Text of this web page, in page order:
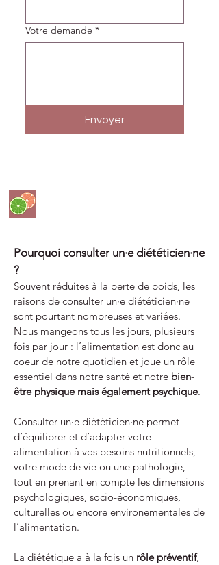
Votre demande *
Envoyer
Foire Aux Questions
Pourquoi consulter un·e diététicien·ne
?
Souvent réduites à la perte de poids, les
raisons de consulter un·e diététicien·ne
sont pourtant nombreuses et variées.
Nous mangeons tous les jours, plusieurs
fois par jour : l’alimentation est donc au
coeur de notre quotidien et joue un rôle
essentiel dans notre santé et notre bien-
être physique mais également psychique.
Consulter un·e diététicien·ne permet
d’équilibrer et d’adapter votre
alimentation à vos besoins nutritionnels,
votre mode de vie ou une pathologie,
tout en prenant en compte les dimensions
psychologiques, socio-économiques,
culturelles ou encore environementales de
l’alimentation.
La diététique a à la fois un rôle préventif,